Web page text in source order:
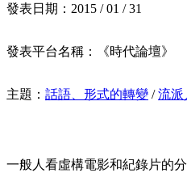
發表日期： 2015 / 01 / 31
發表平台名稱： 《時代論壇》
主題： 話語、形式的轉變 /流派
一般人看虛構電影和紀錄片的